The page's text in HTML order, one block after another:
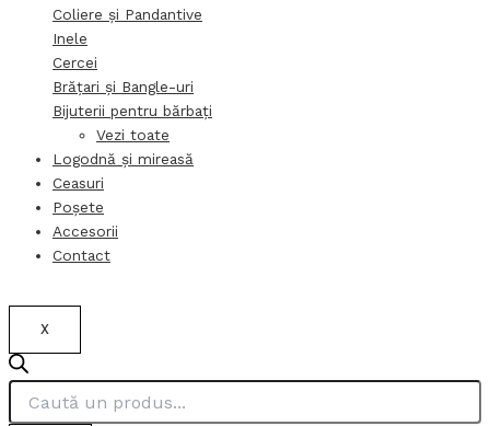
Coliere și Pandantive
Inele
Cercei
Brățari și Bangle-uri
Bijuterii pentru bărbați
Vezi toate
Logodnă și mireasă
Ceasuri
Poșete
Accesorii
Contact
X